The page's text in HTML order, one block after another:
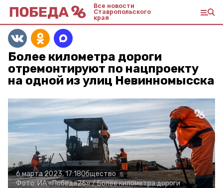
Все новости
Ставропольского
края
Более километра дороги
отремонтируют по нацпроекту
на одной из улиц Невинномысска
6 марта 2023, 17:18Общество
Фото:ИА «Победа26» /Более километра дороги